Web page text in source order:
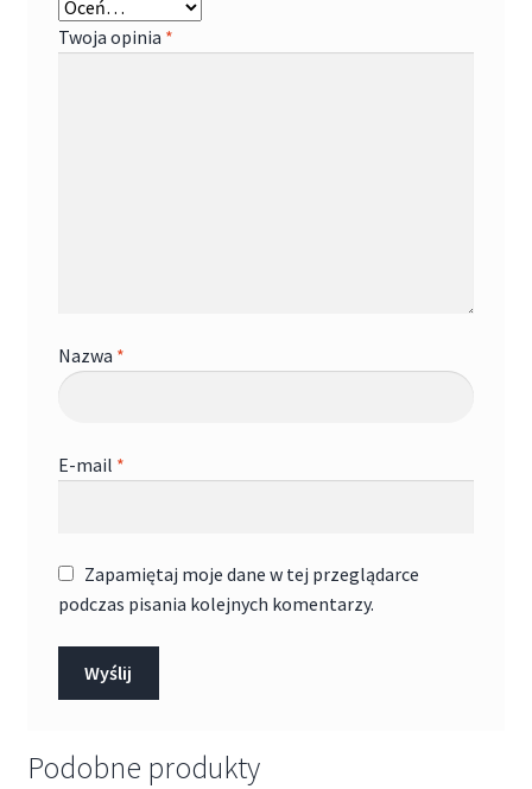
Twoja opinia *
Nazwa *
E-mail *
Zapamiętaj moje dane w tej przeglądarce
podczas pisania kolejnych komentarzy.
Podobne produkty